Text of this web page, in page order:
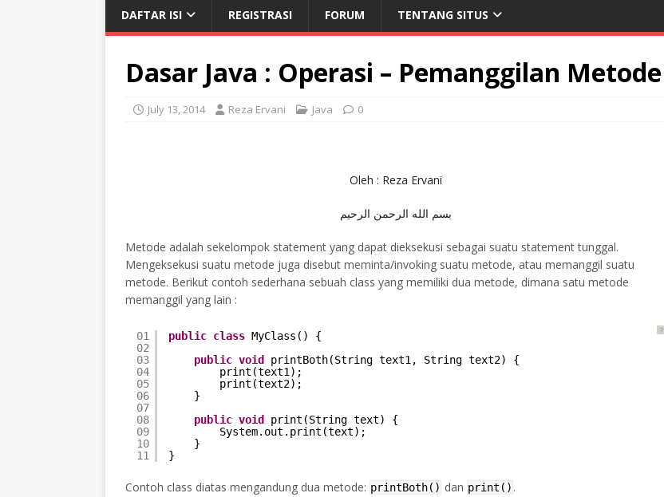
DAFTAR ISI REGISTRASI FORUM TENTANG SITUS
Dasar Java : Operasi – Pemanggilan Metode
July 13, 2014 Reza Ervani Java 0
Oleh : Reza Ervani
بسم الله الرحمن الرحيم
Metode adalah sekelompok statement yang dapat dieksekusi sebagai suatu statement tunggal.
Mengeksekusi suatu metode juga disebut meminta/invoking suatu metode, atau memanggil suatu
metode. Berikut contoh sederhana sebuah class yang memiliki dua metode, dimana satu metode
memanggil yang lain :
?
01
02
03
04
05
06
07
08
09
10
11
public class MyClass() {
public void
printBoth(String text1, String text2) {
print(text1);
print(text2);
}
public void
print(String text) {
System.out.print(text);
}
}
Contoh class diatas mengandung dua metode: printBoth() dan print() .